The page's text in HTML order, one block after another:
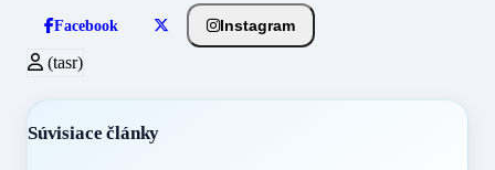
Facebook Instagram
(tasr)
Súvisiace články